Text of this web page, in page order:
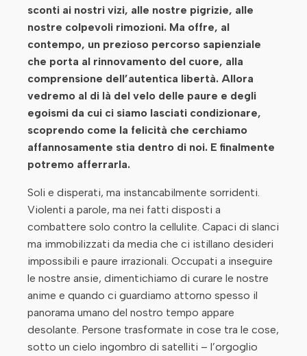
sconti ai nostri vizi, alle nostre pigrizie, alle
nostre colpevoli rimozioni. Ma offre, al
contempo, un prezioso percorso sapienziale
che porta al rinnovamento del cuore, alla
comprensione dell’autentica libertà. Allora
vedremo al di là del velo delle paure e degli
egoismi da cui ci siamo lasciati condizionare,
scoprendo come la felicità che cerchiamo
affannosamente stia dentro di noi. E finalmente
potremo afferrarla.
Soli e disperati, ma instancabilmente sorridenti.
Violenti a parole, ma nei fatti disposti a
combattere solo contro la cellulite. Capaci di slanci
ma immobilizzati da media che ci istillano desideri
impossibili e paure irrazionali. Occupati a inseguire
le nostre ansie, dimentichiamo di curare le nostre
anime e quando ci guardiamo attorno spesso il
panorama umano del nostro tempo appare
desolante. Persone trasformate in cose tra le cose,
sotto un cielo ingombro di satelliti – l’orgoglio